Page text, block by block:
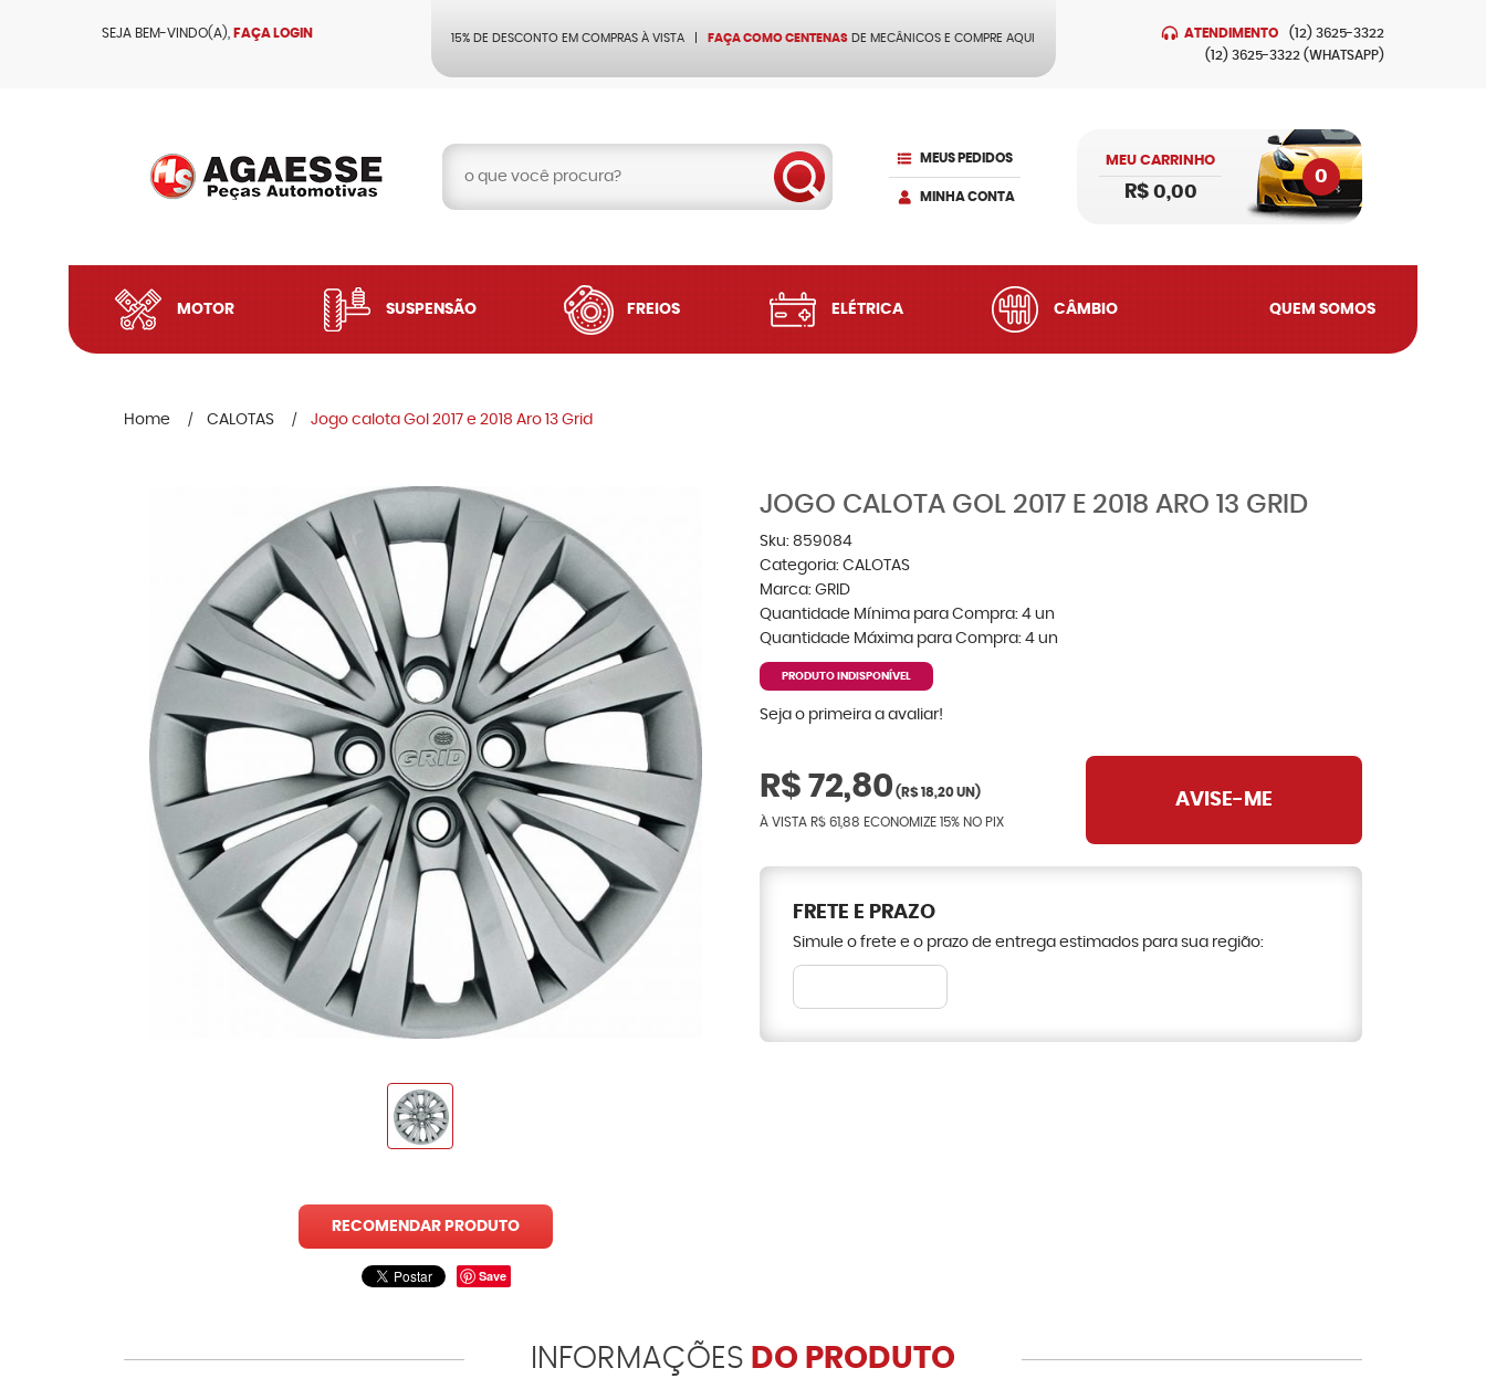
SEJA BEM-VINDO(A), FAÇA LOGIN 15% DE DESCONTO EM COMPRAS À VISTA FAÇA COMO CENTENAS DE MECÂNICOS E COMPRE AQUI ATENDIMENTO (12) 3625-3322
(12) 3625-3322 (WHATSAPP)
MEUS PEDIDOS
MINHA CONTA
MEU CARRINHO
0
R$ 0,00
MOTOR SUSPENSÃO FREIOS ELÉTRICA CÂMBIO QUEM SOMOS
Home CALOTAS Jogo calota Gol 2017 e 2018 Aro 13 Grid
RECOMENDAR PRODUTO
Save
JOGO CALOTA GOL 2017 E 2018 ARO 13 GRID
Sku: 859084
Categoria: CALOTAS
Marca: GRID
Quantidade Mínima para Compra: 4 un
Quantidade Máxima para Compra: 4 un
PRODUTO INDISPONÍVEL
Seja o primeira a avaliar!
R$ 72,80 ( R$ 18,20UN)
À VISTA R$ 61,88 ECONOMIZE 15% NO PIX
AVISE-ME
FRETE E PRAZO
Simule o frete e o prazo de entrega estimados para sua região:
INFORMAÇÕES DO PRODUTO